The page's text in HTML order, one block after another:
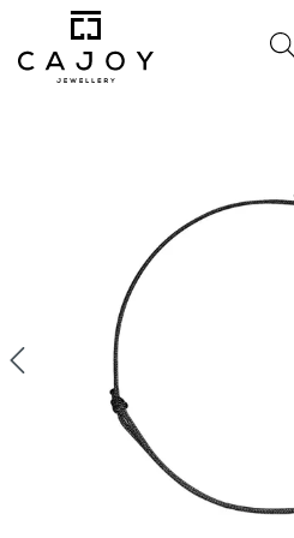
springen